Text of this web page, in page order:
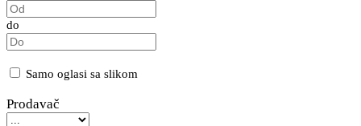
do
Samo oglasi sa slikom
Prodavač